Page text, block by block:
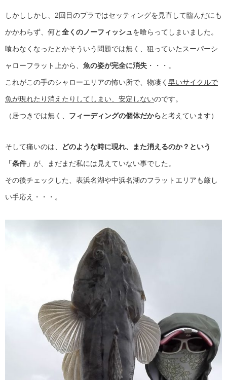
しかししかし、2回目のプラではセッティングを見直して臨んだにも
かかわらず、何と全くのノーフィッシュを喰らってしまいました。
喰わなくなったとかそういう問題では無く、狙っていたスーパーシ
ャローフラット上から、 魚の姿が完全に消失 ・・・。
これがこの手のシャローエリアの怖い所で、物凄く 早いサイクルで
魚が現れたり消えたりしてしまい、安定しないのです。
（居つきでは無く、 フィーディングの個体だからと考えています）
そして痛いのは、 どのような時に現れ、また消えるのか？という
「条件」 が、まだまだ私には見えていない事でした。
その後チェックした、表浜名湖や中浜名湖のフラットエリアも厳し
い手応え・・・。